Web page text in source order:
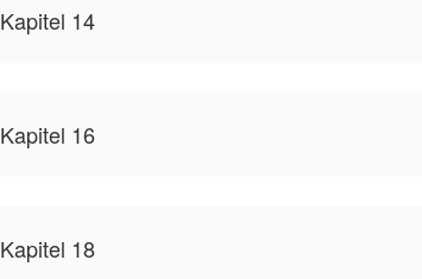
Kapitel 14
Kapitel 16
Kapitel 18